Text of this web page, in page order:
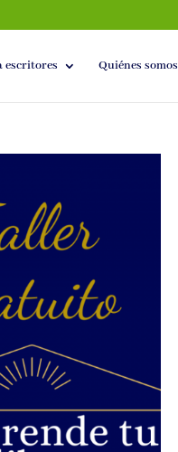
escritores Quiénes somos